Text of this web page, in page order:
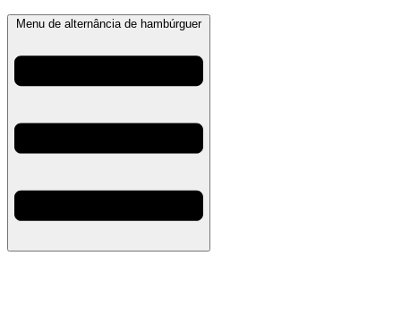
Menu de alternância de hambúrguer